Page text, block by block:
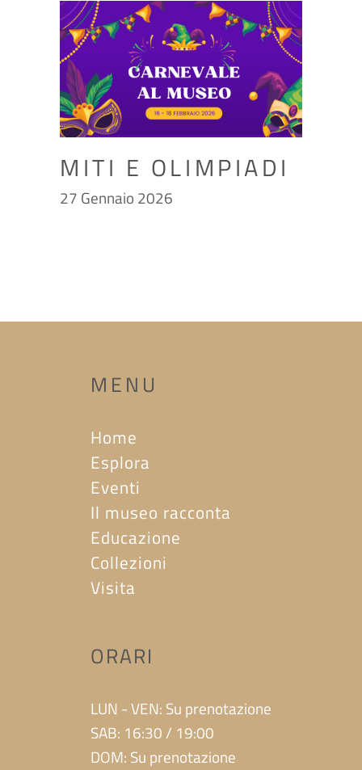
MITI E OLIMPIADI
27 Gennaio 2026
MENU
Home
Esplora
Eventi
Il museo racconta
Educazione
Collezioni
Visita
ORARI
LUN - VEN: Su prenotazione
SAB: 16:30 / 19:00
DOM: Su prenotazione